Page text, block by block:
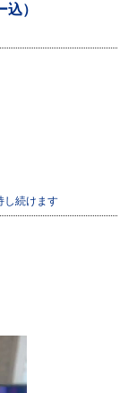
）
し続けます